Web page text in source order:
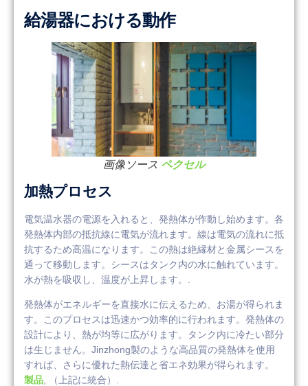
給湯器における動作
画像ソース ペクセル
加熱プロセス
電気温水器の電源を入れると、発熱体が作動し始めます。各
発熱体内部の抵抗線に電気が流れます。線は電気の流れに抵
抗するため高温になります。この熱は絶縁材と金属シースを
通って移動します。シースはタンク内の水に触れています。
水が熱を吸収し、温度が上昇します。.
発熱体がエネルギーを直接水に伝えるため、お湯が得られま
す。このプロセスは迅速かつ効率的に行われます。発熱体の
設計により、熱が均等に広がります。タンク内に冷たい部分
は生じません。Jinzhong製のような高品質の発熱体を使用
すれば、さらに優れた熱伝達と省エネ効果が得られます。
製品 , （上記に統合）.